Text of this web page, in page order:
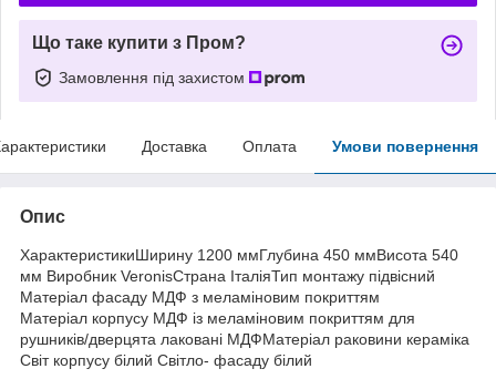
Що таке купити з Пром?
Замовлення під захистом
Доставка Оплата Умови повернення
Опис
ХарактеристикиШирину 1200 ммГлубина 450 ммВисота 540
мм Виробник VeronisСтрана ІталіяТип монтажу підвісний
Матеріал фасаду МДФ з меламіновим покриттям
Матеріал корпусу МДФ із меламіновим покриттям для
рушників/дверцята лаковані МДФМатеріал раковини кераміка
Світ корпусу білий Світло- фасаду білий